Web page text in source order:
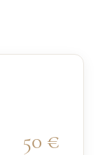
50 €